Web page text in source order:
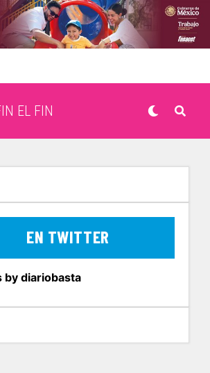
EL FIN
EN TWITTER
by diariobasta